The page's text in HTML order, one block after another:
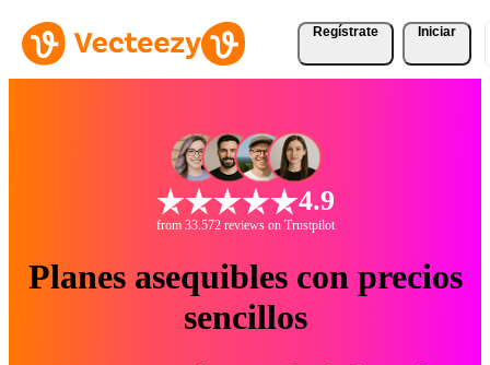
Regístrate Iniciar
4.9
from 33.572 reviews on Trustpilot
Planes asequibles con precios
sencillos